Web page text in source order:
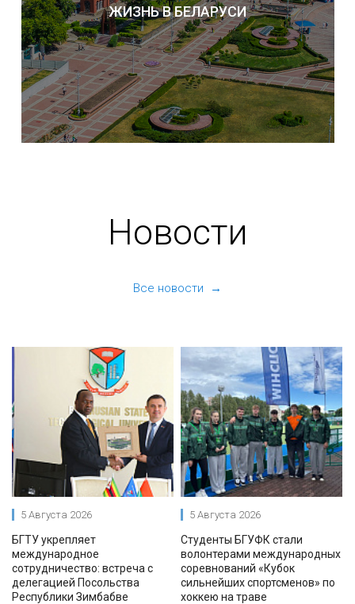
ЖИЗНЬ В БЕЛАРУСИ
Новости
Все новости →
5 Августа 2026
БГТУ укрепляет
международное
сотрудничество: встреча с
делегацией Посольства
Республики Зимбабве
5 Августа 2026
Студенты БГУФК стали
волонтерами международных
соревнований «Кубок
сильнейших спортсменов» по
хоккею на траве